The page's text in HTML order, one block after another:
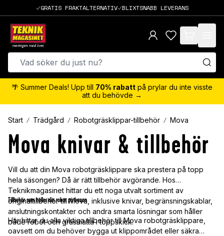
GRATIS FRAKTALTERNATIV BLIXTSNABB LEVERANS
items in cart,
🌴 Summer Deals! Upp till 70% rabatt på prylar du inte visste
att du behövde →
Start Trädgård Robotgräsklippar-tillbehör Mova
Mova knivar & tillbehör
Vill du att din Mova robotgräsklippare ska prestera på topp
hela säsongen? Då är rätt tillbehör avgörande. Hos
Teknikmagasinet hittar du ett noga utvalt sortiment av
originaltillbehör till Mova, inklusive knivar, begränsningskablar,
anslutningskontakter och andra smarta lösningar som håller
både robot och gräsmatta i toppskick.
Tillbehör som håller din robot på banan
Här hittar du alla viktiga tillbehör till Mova robotgräsklippare,
oavsett om du behöver bygga ut klippområdet eller säkra